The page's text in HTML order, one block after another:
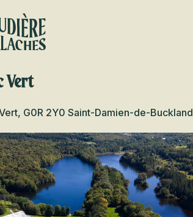
Vert
G0R 2Y0 Saint-Damien-de-Buckland